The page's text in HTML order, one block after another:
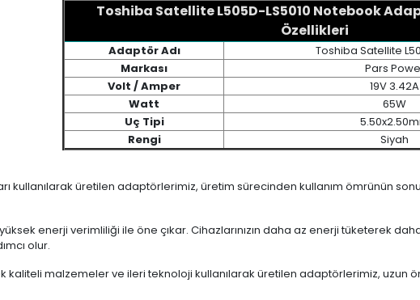
Toshiba Satellite L505D-LS5010 Notebook
Özellikleri
Adaptör Adı
Toshiba Satellite
Markası
Pars
Volt / Amper
19V 3.42A
Watt
65W
Uç Tipi
Rengi
Siyah
kullanılarak üretilen adaptörlerimiz, üretim sürecinden kullanım ömrünün
enerji verimliliği ile öne çıkar. Cihazlarınızın daha az enerji tüketerek
olur.
kaliteli malzemeler ve ileri teknoloji kullanılarak üretilen adaptörlerimiz, uzun